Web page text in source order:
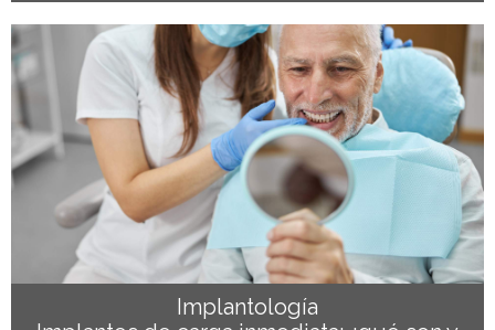
Implantología